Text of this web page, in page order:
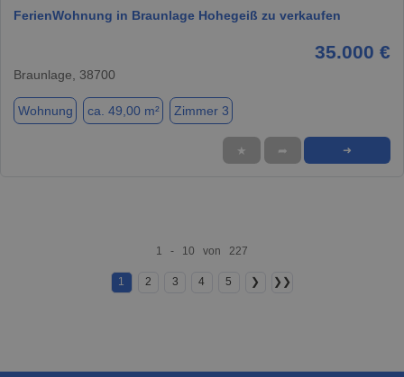
FerienWohnung in Braunlage Hohegeiß zu verkaufen
35.000 €
Braunlage, 38700
Wohnung ca. 49,00 m² Zimmer 3
★ ➦ ➜
1 - 10 von 227
1 2 3 4 5 ❯ ❯❯